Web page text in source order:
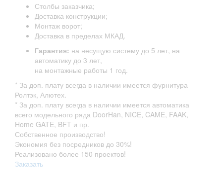
Столбы заказчика;
Доставка конструкции;
Монтаж ворот;
Доставка в пределах МКАД.
Гарантия: на несущую систему до 5 лет, на
автоматику до 3 лет,
на монтажные работы 1 год.
* За доп. плату всегда в наличии имеется фурнитура
Ролтэк, Алютех.
* За доп. плату всегда в наличии имеется автоматика
всего модельного ряда DoorHan, NICE, CAME, FAAK,
Home GATE, BFT и пр.
Собственное производство!
Экономия без посредников до 30%!
Реализовано более 150 проектов!
Заказать